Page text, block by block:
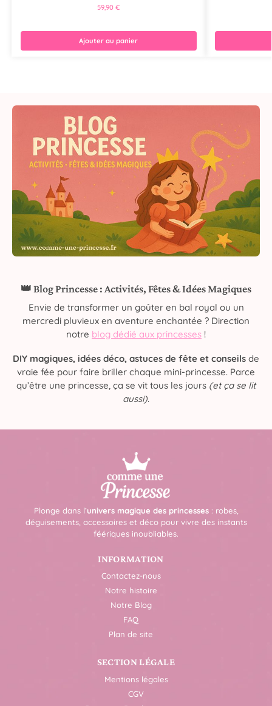
59,90€
Ajouter au panier
👑 Blog Princesse : Activités, Fêtes & Idées Magiques
Envie de transformer un goûter en bal royal ou un
mercredi pluvieux en aventure enchantée ? Direction
notre blog dédié aux princesses !
DIY magiques, idées déco, astuces de fête et conseils de
vraie fée pour faire briller chaque mini-princesse. Parce
qu’être une princesse, ça se vit tous les jours (et ça se lit
aussi).
Plonge dans l’univers magique des princesses: robes,
déguisements, accessoires et déco pour vivre des instants
féériques inoubliables.
INFORMATION
Contactez-nous
Notre histoire
Notre Blog
FAQ
Plan de site
SECTION LÉGALE
Mentions légales
CGV